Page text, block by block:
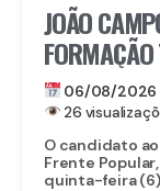
JOÃO
06/08/2026
26
O candidato
Frente
quinta-feira (6)